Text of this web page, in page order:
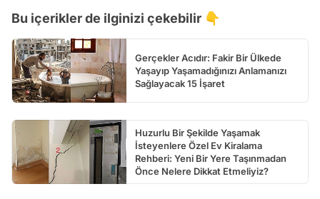
Bu içerikler de ilginizi çekebilir 👇
Gerçekler Acıdır: Fakir Bir Ülkede
Yaşayıp Yaşamadığınızı Anlamanızı
Sağlayacak 15 İşaret
Huzurlu Bir Şekilde Yaşamak
İsteyenlere Özel Ev Kiralama
Rehberi: Yeni Bir Yere Taşınmadan
Önce Nelere Dikkat Etmeliyiz?